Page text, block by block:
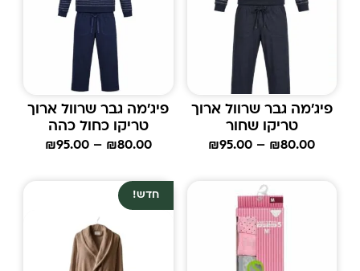
פיג’מה גבר שרוול ארוך
טריקו שחור
₪80.00
–
₪95.00
פיג’מה גבר שרוול ארוך
טריקו כחול כהה
₪80.00
–
₪95.00
חדש!